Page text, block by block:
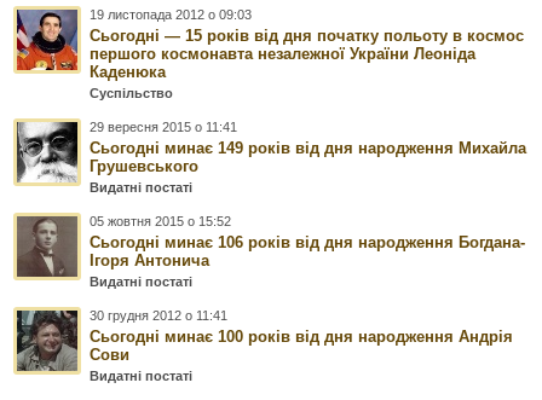
19 листопада 2012 о 09:03
Сьогодні — 15 років від дня початку польоту в космос
першого космонавта незалежної України Леоніда
Каденюка
Суспільство
29 вересня 2015 о 11:41
Сьогодні минає 149 років від дня народження Михайла
Грушевського
Видатні постаті
05 жовтня 2015 о 15:52
Сьогодні минає 106 років від дня народження Богдана-
Ігоря Антонича
Видатні постаті
30 грудня 2012 о 11:41
Сьогодні минає 100 років від дня народження Андрія
Сови
Видатні постаті